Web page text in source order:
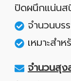
ปิดผนึกแน่นส
จำนวนบ
เหมาะสำ
จำนวนสุ